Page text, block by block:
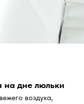
на дне люльки
воздуха,